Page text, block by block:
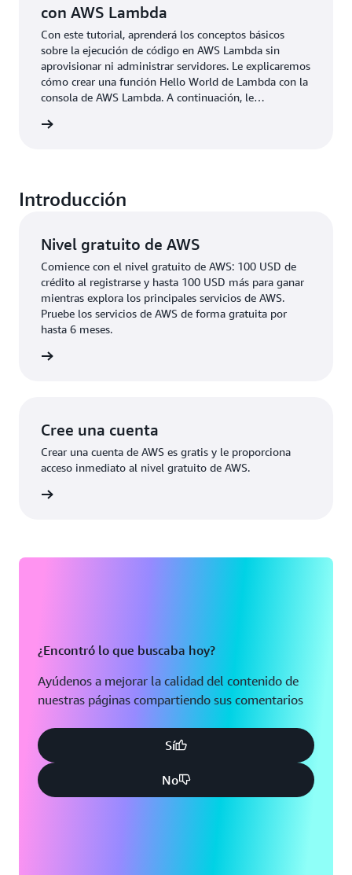
con AWS Lambda
Con este tutorial, aprenderá los conceptos básicos
sobre la ejecución de código en AWS Lambda sin
aprovisionar ni administrar servidores. Le explicaremos
cómo crear una función Hello World de Lambda con la
consola de AWS Lambda. A continuación, le
forma manual con datos de eventos de muestra y
Introducción
Nivel gratuito de AWS
Comience con el nivel gratuito de AWS: 100 USD de
crédito al registrarse y hasta 100 USD más para ganar
mientras explora los principales servicios de AWS.
Pruebe los servicios de AWS de forma gratuita por
hasta 6 meses.
Cree una cuenta
Crear una cuenta de AWS es gratis y le proporciona
acceso inmediato al nivel gratuito de AWS.
¿Encontró lo que buscaba hoy?
Ayúdenos a mejorar la calidad del contenido de
nuestras páginas compartiendo sus comentarios
Sí
No